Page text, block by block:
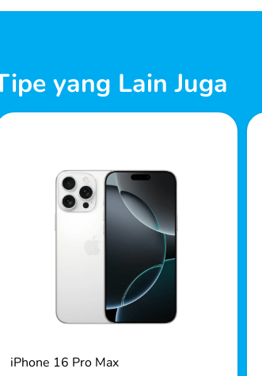
yang Lain Juga
iPhone 16 Pro Max